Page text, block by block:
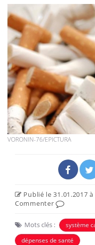
VORONIN-76/EPICTURA
Publié le 31.01.2017 à
Commenter
Mots clés : système
dépenses de santé